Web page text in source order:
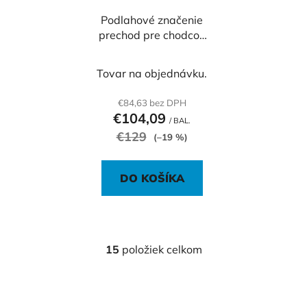
Podlahové značenie
prechod pre chodcov
značenie prechod pre
Tovar na objednávku.
€84,63 bez DPH
€104,09 / BAL.
€129 (–19 %)
DO KOŠÍKA
O
15 položiek celkom